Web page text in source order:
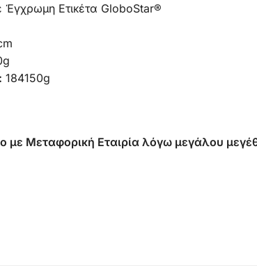
Ετικέτα GloboStar®
184150g
με Μεταφορική Εταιρία λόγω μεγάλου